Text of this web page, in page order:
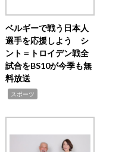
ベルギーで戦う日本人
選手を応援しよう シ
ント＝トロイデン戦全
試合をBS10が今季も無
料放送
スポーツ